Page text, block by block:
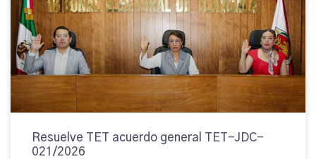
Resuelve TET acuerdo general TET-JDC-
021/2026